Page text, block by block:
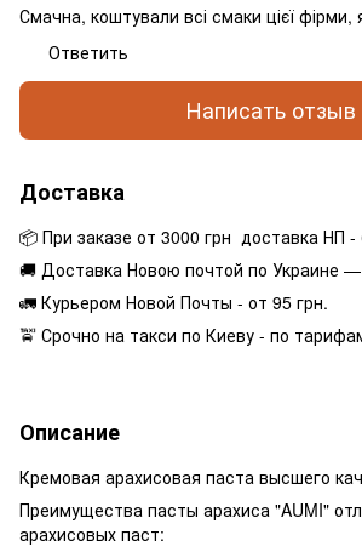
Смачна, коштували всі смаки цієї фірми,
Ответить
Написать отзыв
Доставка
📦 При заказе от 3000 грн доставка НП -
🚚 Доставка Новою почтой по Украине —
🚛 Курьером Новой Почты - от 95 грн.
🚖 Срочно на такси по Киеву - по
Описание
Кремовая арахисовая паста высшего
Преимущества пасты арахиса "AUMI"
арахисовых паст: